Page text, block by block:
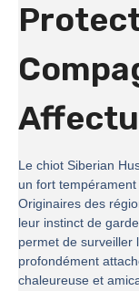
Le chiot Siberian
un fort
Originaires des
leur instinct de
permet de surveiller
profondément
chaleureuse et